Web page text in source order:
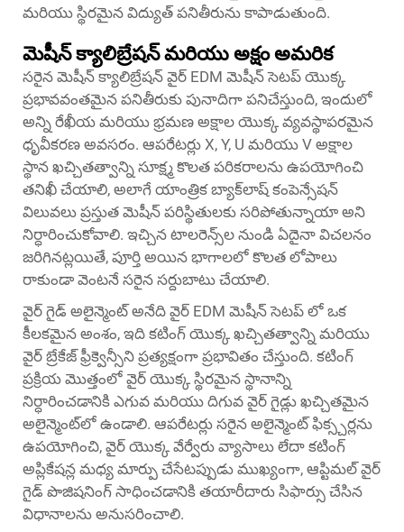
మరియు స్థిరమైన విద్యుత్ పనితీరును కాపాడుతుంది.
మెషీన్ క్యాలిబ్రేషన్ మరియు అక్షం అమరిక
సరైన మెషీన్ క్యాలిబ్రేషన్ వైర్ EDM మెషీన్ సెటప్ యొక్క
ప్రభావవంతమైన పనితీరుకు పునాదిగా పనిచేస్తుంది, ఇందులో
అన్ని రేఖీయ మరియు భ్రమణ అక్షాల యొక్క వ్యవస్థాపరమైన
ధృవీకరణ అవసరం. ఆపరేటర్లు X, Y, U మరియు V అక్షాల
స్థాన ఖచ్చితత్వాన్ని సూక్ష్మ కొలత పరికరాలను ఉపయోగించి
తనిఖీ చేయాలి, అలాగే యాంత్రిక బ్యాక్‌లాష్ కంపెన్సేషన్
విలువలు ప్రస్తుత మెషీన్ పరిస్థితులకు సరిపోతున్నాయా అని
నిర్ధారించుకోవాలి. ఇచ్చిన టాలరెన్స్‌ల నుండి ఏదైనా విచలనం
జరిగినట్లయితే, పూర్తి అయిన భాగాలలో కొలత లోపాలు
రాకుండా వెంటనే సరైన సర్దుబాటు చేయాలి.
వైర్ గైడ్ అలైన్మెంట్ అనేది వైర్ EDM మెషీన్ సెటప్ లో ఒక
కీలకమైన అంశం, ఇది కటింగ్ యొక్క ఖచ్చితత్వాన్ని మరియు
వైర్ బ్రేకేజ్ ఫ్రీక్వెన్సీని ప్రత్యక్షంగా ప్రభావితం చేస్తుంది. కటింగ్
ప్రక్రియ మొత్తంలో వైర్ యొక్క స్థిరమైన స్థానాన్ని
నిర్ధారించడానికి ఎగువ మరియు దిగువ వైర్ గైడ్లు ఖచ్చితమైన
అలైన్మెంట్‌లో ఉండాలి. ఆపరేటర్లు సరైన అలైన్మెంట్ ఫిక్స్చర్లను
ఉపయోగించి, వైర్ యొక్క వేర్వేరు వ్యాసాలు లేదా కటింగ్
అప్లికేషన్ల మధ్య మార్పు చేసేటప్పుడు ముఖ్యంగా, ఆప్టిమల్ వైర్
గైడ్ పొజిషనింగ్ సాధించడానికి తయారీదారు సిఫార్సు చేసిన
విధానాలను అనుసరించాలి.